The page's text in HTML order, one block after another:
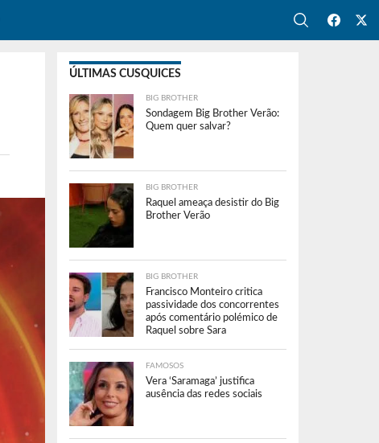
ÚLTIMAS CUSQUICES
BIG BROTHER
Sondagem Big Brother Verão:
Quem quer salvar?
BIG BROTHER
Raquel ameaça desistir do Big
Brother Verão
BIG BROTHER
Francisco Monteiro critica
passividade dos concorrentes
após comentário polémico de
Raquel sobre Sara
FAMOSOS
Vera ‘Saramaga’ justifica
ausência das redes sociais